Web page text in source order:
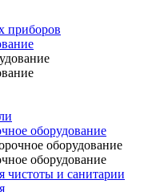
приборов
оборудование
оборудование
оборудование
чистоты и санитарии